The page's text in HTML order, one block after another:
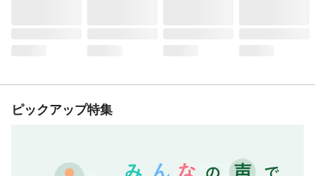
ピックアップ特集